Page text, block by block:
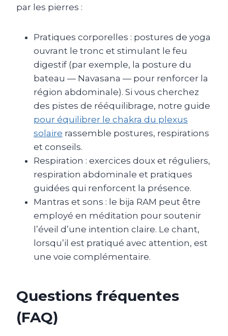
par les pierres :
Pratiques corporelles : postures de yoga
ouvrant le tronc et stimulant le feu
digestif (par exemple, la posture du
bateau — Navasana — pour renforcer la
région abdominale). Si vous cherchez
des pistes de rééquilibrage, notre guide
pour équilibrer le chakra du plexus
solaire rassemble postures, respirations
et conseils.
Respiration : exercices doux et réguliers,
respiration abdominale et pratiques
guidées qui renforcent la présence.
Mantras et sons : le bija RAM peut être
employé en méditation pour soutenir
l’éveil d’une intention claire. Le chant,
lorsqu’il est pratiqué avec attention, est
une voie complémentaire.
Questions fréquentes
(FAQ)